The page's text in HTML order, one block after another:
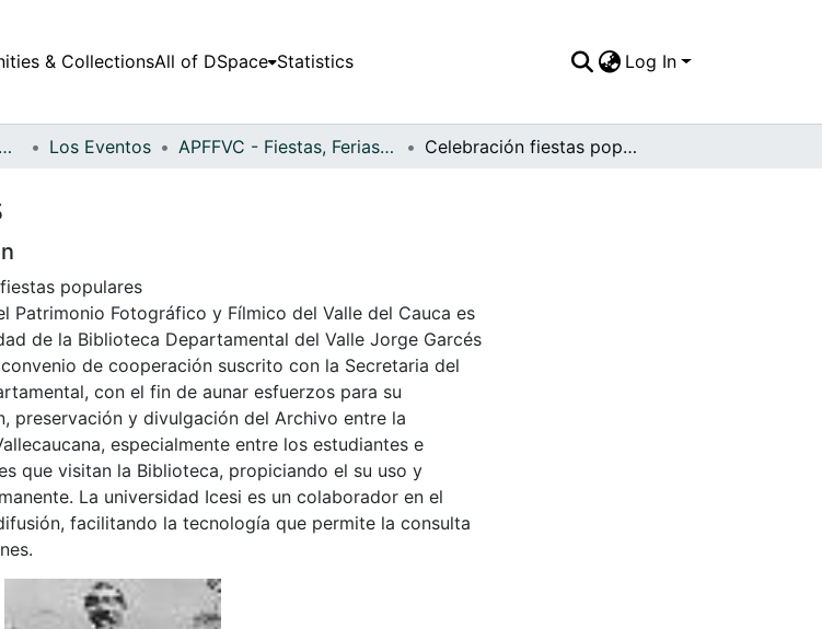
& CollectionsAll of DSpace Statistics Log In
Fondo Archivo del Patrimonio Fotográfico y Fílmico del Valle del Cauca Los Eventos APFFVC - Fiestas, Ferias y Carnavales - Patrimonial Celebración fiestas populares
populares
Patrimonio Fotográfico y Fílmico del Valle del Cauca es
de la Biblioteca Departamental del Valle Jorge Garcés
de cooperación suscrito con la Secretaria del
con el fin de aunar esfuerzos para su
preservación y divulgación del Archivo entre la
especialmente entre los estudiantes e
que visitan la Biblioteca, propiciando el su uso y
La universidad Icesi es un colaborador en el
facilitando la tecnología que permite la consulta